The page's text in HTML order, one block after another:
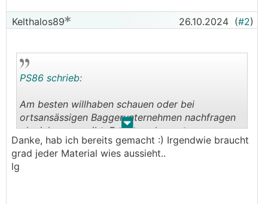
Kelthalos89 26.10.2024 (#2)
. .
PS86 schrieb:
Am besten willhaben schauen oder bei
ortsansässigen Baggerunternehmen nachfragen
ob sich was ergibt. Denke so kommt man am
schnellsten zur Erde. LG
Danke, hab ich bereits gemacht :) Irgendwie braucht
grad jeder Material wies aussieht..
lg